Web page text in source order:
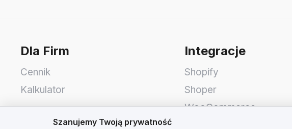
Dla Firm
Cennik
Kalkulator
Integracje
Shopify
Shoper
WooCommerce
Szanujemy Twoją prywatność